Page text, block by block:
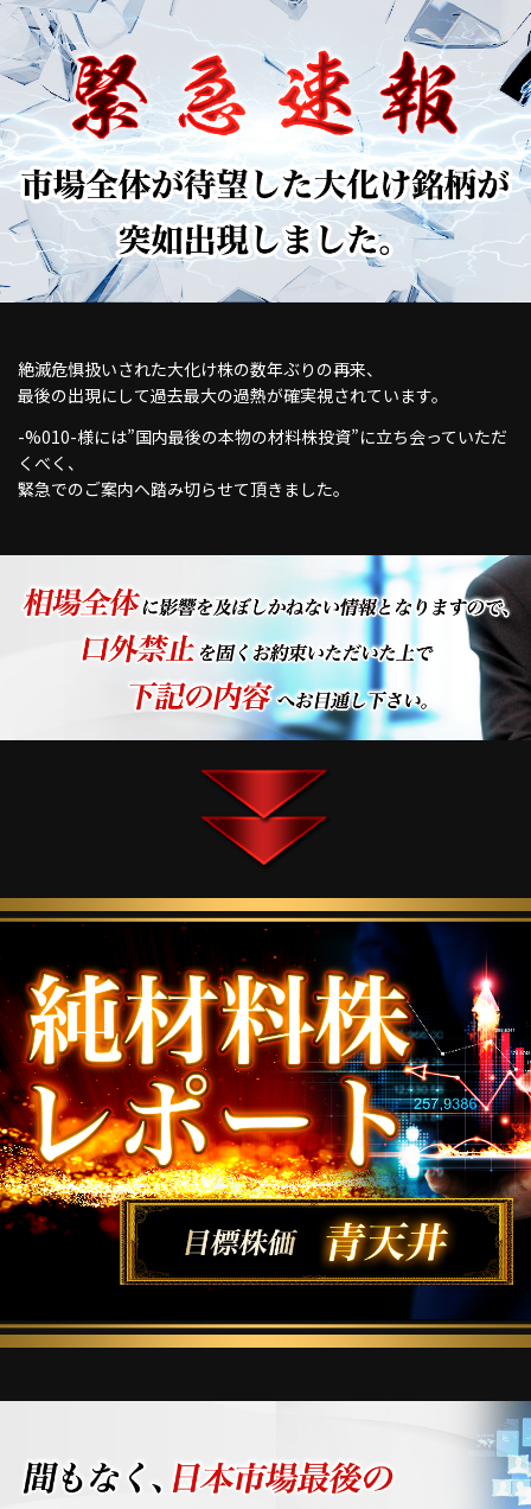
絶滅危惧扱いされた大化け株の数年ぶりの再来、
最後の出現にして過去最大の過熱が確実視されています。
-%010-様には”国内最後の本物の材料株投資”に立ち会っていただ
くべく、
緊急でのご案内へ踏み切らせて頂きました。